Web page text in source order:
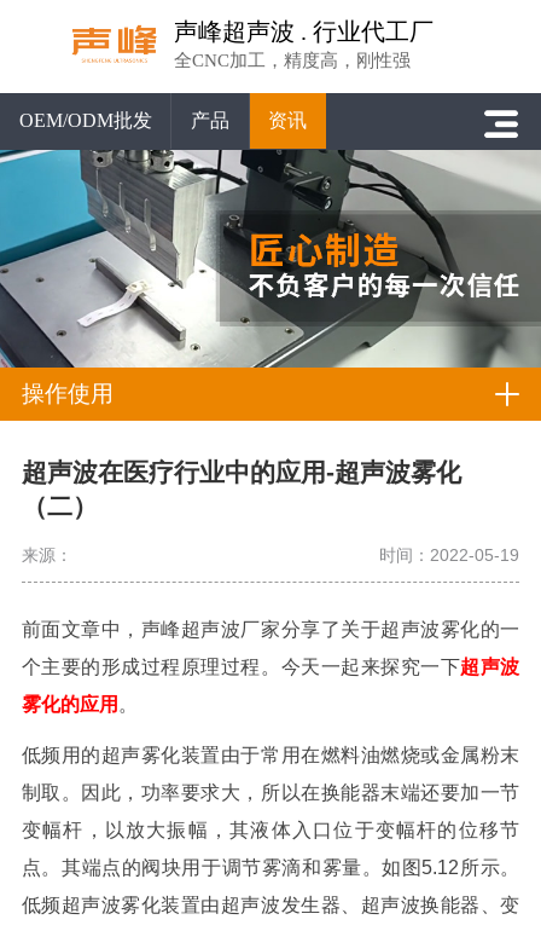
声峰超声波 . 行业代工厂
全CNC加工，精度高，刚性强
OEM/ODM批发 产品 资讯
操作使用
超声波在医疗行业中的应用-超声波雾化
（二）
来源： 时间：2022-05-19
前面文章中，声峰超声波厂家分享了关于超声波雾化的一
个主要的形成过程原理过程。今天一起来探究一下超声波
雾化的应用 。
低频用的超声雾化装置由于常用在燃料油燃烧或金属粉末
制取。因此，功率要求大，所以在换能器末端还要加一节
变幅杆，以放大振幅，其液体入口位于变幅杆的位移节
点。其端点的阀块用于调节雾滴和雾量。如图5.12所示。
低频超声波雾化装置由超声波发生器、超声波换能器、变